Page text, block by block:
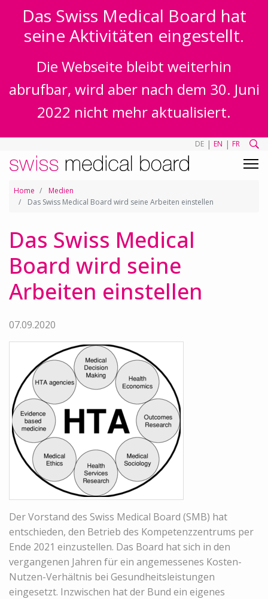
Das Swiss Medical Board hat
seine Aktivitäten eingestellt.
Die Webseite bleibt weiterhin
abrufbar, wird aber nach dem 30. Juni
2022 nicht mehr aktualisiert.
DE | EN | FR
Home
Medien
Das Swiss Medical Board wird seine Arbeiten einstellen
Das Swiss Medical
Board wird seine
Arbeiten einstellen
07.09.2020
Der Vorstand des Swiss Medical Board (SMB) hat
entschieden, den Betrieb des Kompetenzzentrums per
Ende 2021 einzustellen. Das Board hat sich in den
vergangenen Jahren für ein angemessenes Kosten-
Nutzen-Verhältnis bei Gesundheitsleistungen
eingesetzt. Inzwischen hat der Bund ein eigenes